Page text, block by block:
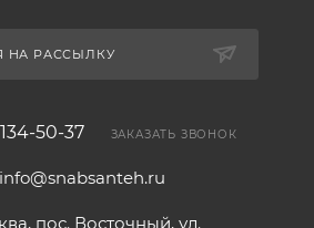
НА РАССЫЛКУ
50-37 ЗАКАЗАТЬ ЗВОНОК
info@snabsanteh.ru
пос. Восточный, ул.